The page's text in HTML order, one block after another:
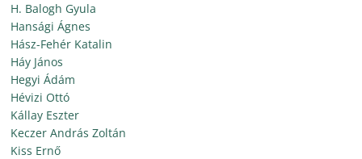
H. Balogh Gyula
Hansági Ágnes
Hász-Fehér Katalin
Háy János
Hegyi Ádám
Hévizi Ottó
Kállay Eszter
Keczer András Zoltán
Kiss Ernő